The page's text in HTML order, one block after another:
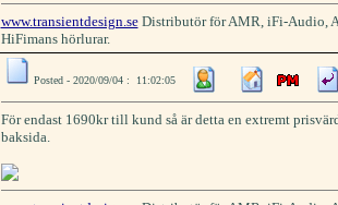
www.transientdesign.seDistributör för AMR, iFi-Audio,
HiFimans hörlurar.
Posted - 2020/09/04 : 11:02:05
För endast 1690kr till kund så är detta en extremt
baksida.